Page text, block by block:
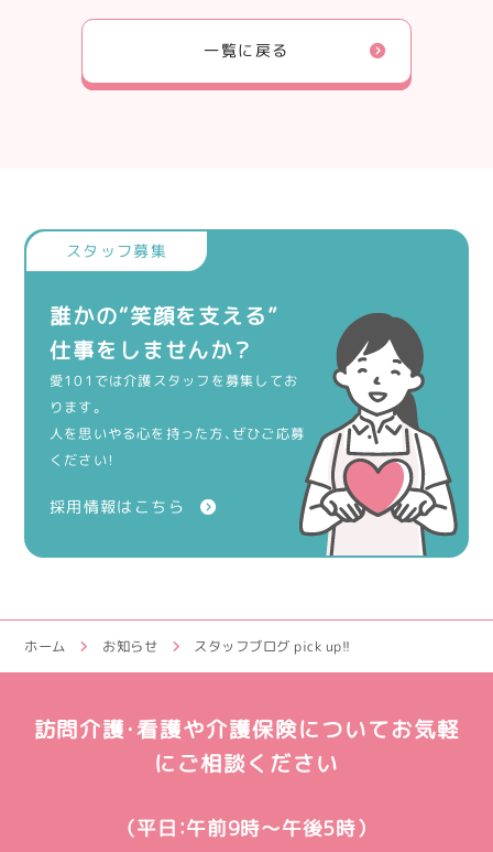
一覧に戻る
誰かの“笑顔を支える”
仕事をしませんか？
愛101では介護スタッフを募集してお
ります。
人を思いやる心を持った方、ぜひご応募
ください！
採用情報はこちら
ホーム お知らせ スタッフブログ pick up!!
訪問介護・看護や介護保険についてお気軽
にご相談ください
（平日：午前9時～午後5時）